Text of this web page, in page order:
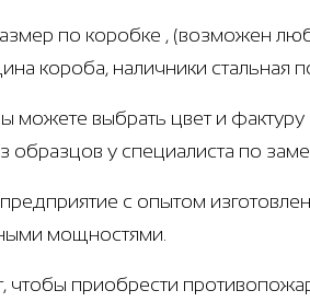
по коробке , (возможен
короба, наличники
можете выбрать цвет и
образцов у специалиста по
с опытом
мощностями.
чтобы приобрести